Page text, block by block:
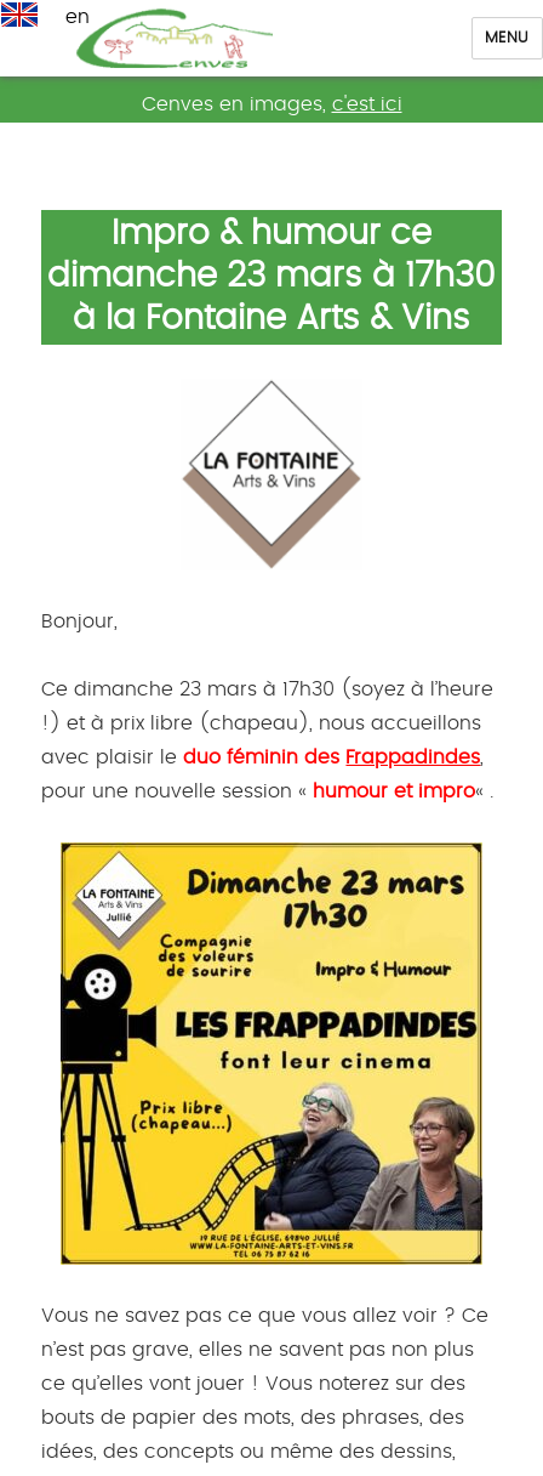
en
Cenves
MENU
Cenves en images, c'est ici
Impro & humour ce
dimanche 23 mars à 17h30
à la Fontaine Arts & Vins
Bonjour,
Ce dimanche 23 mars à 17h30 (soyez à l’heure
!) et à prix libre (chapeau), nous accueillons
avec plaisir leduo féminin des Frappadindes
pour une nouvelle session « humour et impro« .
Vous ne savez pas ce que vous allez voir ? Ce
n’est pas grave, elles ne savent pas non plus
ce qu’elles vont jouer ! Vous noterez sur des
bouts de papier des mots, des phrases, des
idées, des concepts ou même des dessins,